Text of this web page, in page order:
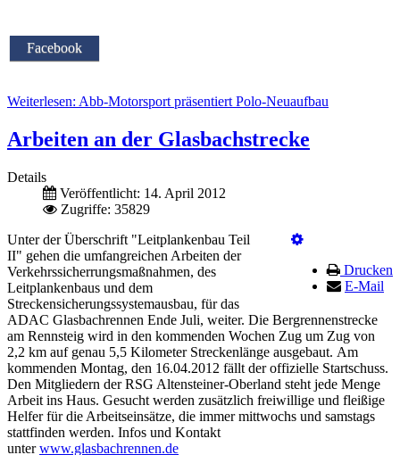
Facebook
Weiterlesen: Abb-Motorsport präsentiert Polo-Neuaufbau
Arbeiten an der Glasbachstrecke
Details
Veröffentlicht: 14. April 2012
Zugriffe: 35829
Drucken
E-Mail
Unter der Überschrift "Leitplankenbau Teil
II" gehen die umfangreichen Arbeiten der
Verkehrssicherrungsmaßnahmen, des
Leitplankenbaus und dem
Streckensicherungssystemausbau, für das
ADAC Glasbachrennen Ende Juli, weiter. Die Bergrennenstrecke
am Rennsteig wird in den kommenden Wochen Zug um Zug von
2,2 km auf genau 5,5 Kilometer Streckenlänge ausgebaut. Am
kommenden Montag, den 16.04.2012 fällt der offizielle Startschuss.
Den Mitgliedern der RSG Altensteiner-Oberland steht jede Menge
Arbeit ins Haus. Gesucht werden zusätzlich freiwillige und fleißige
Helfer für die Arbeitseinsätze, die immer mittwochs und samstags
stattfinden werden. Infos und Kontakt
unterwww.glasbachrennen.de